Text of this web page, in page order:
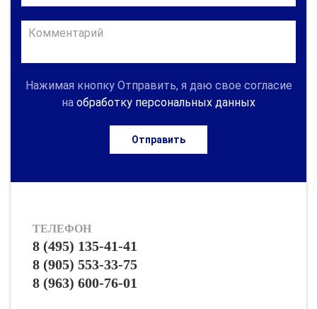
Нажимая кнопку Отправить, я даю свое согласие
на обработку персональных данных
Отправить
ТЕЛЕФОН
8 (495) 135-41-41
8 (905) 553-33-75
8 (963) 600-76-01